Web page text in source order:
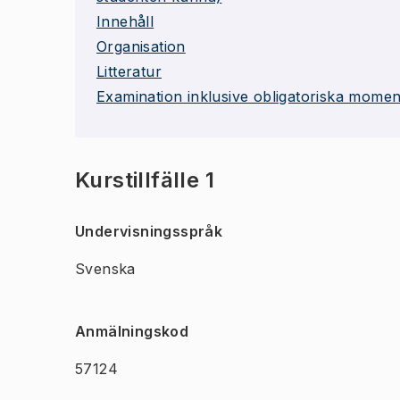
Innehåll
Organisation
Litteratur
Examination inklusive obligatoriska
Kurstillfälle 1
Undervisningsspråk
Svenska
Anmälningskod
57124